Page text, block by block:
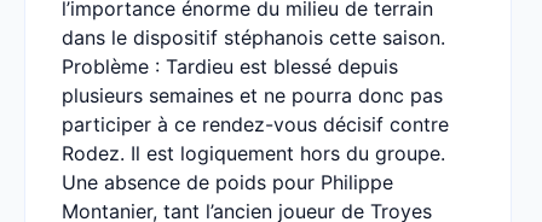
l’importance énorme du milieu de terrain
dans le dispositif stéphanois cette saison.
Problème : Tardieu est blessé depuis
plusieurs semaines et ne pourra donc pas
participer à ce rendez-vous décisif contre
Rodez. Il est logiquement hors du groupe.
Une absence de poids pour Philippe
Montanier, tant l’ancien joueur de Troyes